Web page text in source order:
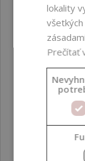
Kompatibilný
surovín
Vhodné
Parfumy,
Sprchové
Vlasové
lokality
Prečítať